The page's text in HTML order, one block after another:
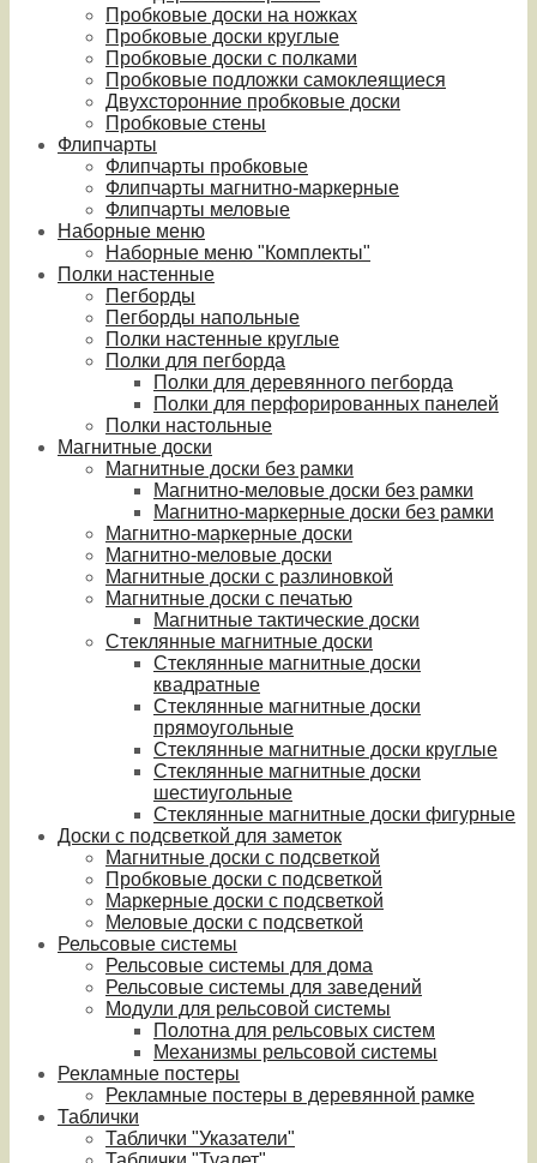
Пробковые доски на ножках
Пробковые доски круглые
Пробковые доски с полками
Пробковые подложки самоклеящиеся
Двухсторонние пробковые доски
Пробковые стены
Флипчарты
Флипчарты пробковые
Флипчарты магнитно-маркерные
Флипчарты меловые
Наборные меню
Наборные меню "Комплекты"
Полки настенные
Пегборды
Пегборды напольные
Полки настенные круглые
Полки для пегборда
Полки для деревянного пегборда
Полки для перфорированных панелей
Полки настольные
Магнитные доски
Магнитные доски без рамки
Магнитно-меловые доски без рамки
Магнитно-маркерные доски без рамки
Магнитно-маркерные доски
Магнитно-меловые доски
Магнитные доски с разлиновкой
Магнитные доски с печатью
Магнитные тактические доски
Стеклянные магнитные доски
Стеклянные магнитные доски
квадратные
Стеклянные магнитные доски
прямоугольные
Стеклянные магнитные доски круглые
Стеклянные магнитные доски
шестиугольные
Стеклянные магнитные доски фигурные
Доски с подсветкой для заметок
Магнитные доски с подсветкой
Пробковые доски с подсветкой
Маркерные доски с подсветкой
Меловые доски с подсветкой
Рельсовые системы
Рельсовые системы для дома
Рельсовые системы для заведений
Модули для рельсовой системы
Полотна для рельсовых систем
Механизмы рельсовой системы
Рекламные постеры
Рекламные постеры в деревянной рамке
Таблички
Таблички "Указатели"